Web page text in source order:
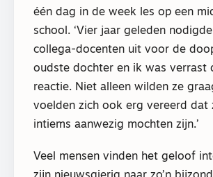
één dag in de week les op een
school. ‘Vier jaar geleden
collega-docenten uit voor de
oudste dochter en ik was verrast
reactie. Niet alleen wilden ze
voelden zich ook erg vereerd dat
intiems aanwezig mochten zijn.’
Veel mensen vinden het geloof